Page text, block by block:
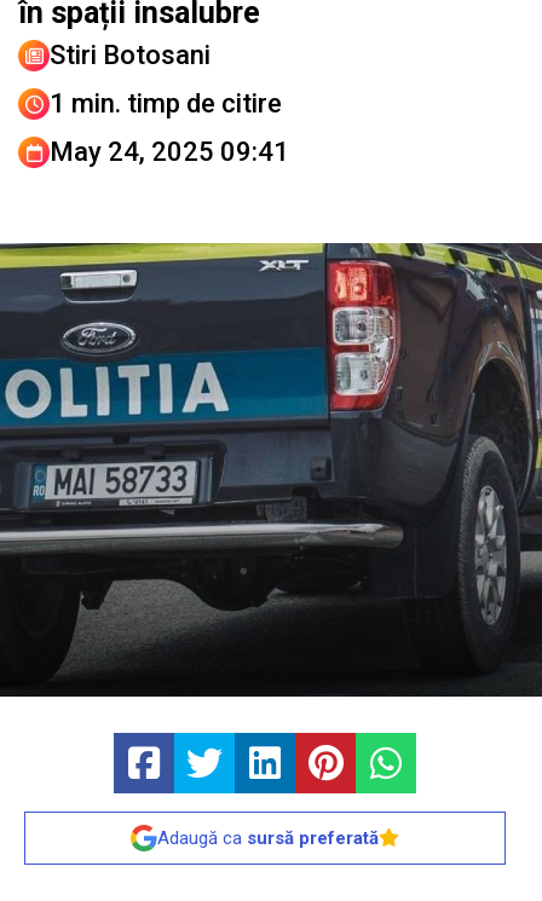
în spații insalubre
Stiri Botosani
1 min. timp de citire
May 24, 2025 09:41
Adaugă ca sursă preferată